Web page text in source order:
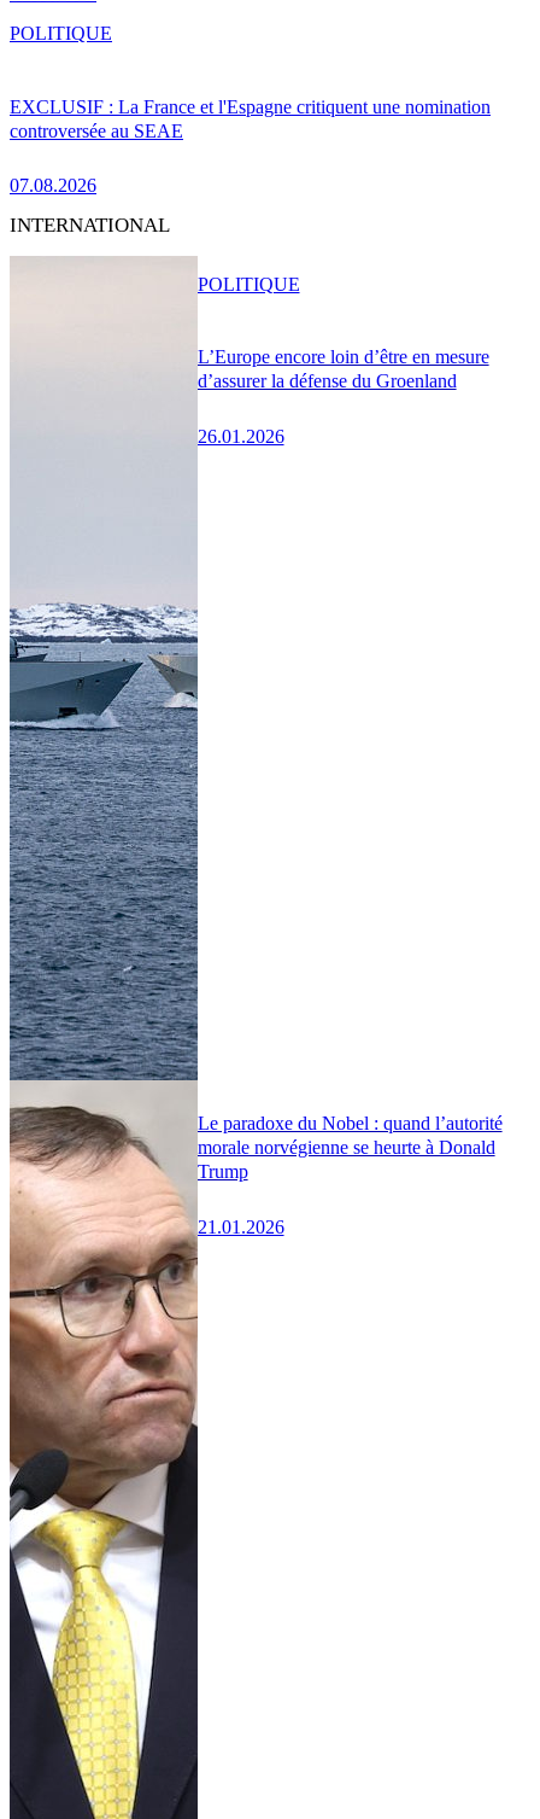
EXCLUSIF : La France et l'Espagne critiquent une nomination
controversée au SEAE
07.08.2026
POLITIQUE
INTERNATIONAL
L’Europe encore loin d’être en mesure
d’assurer la défense du Groenland
26.01.2026
POLITIQUE
Le paradoxe du Nobel : quand l’autorité
morale norvégienne se heurte à Donald
Trump
21.01.2026